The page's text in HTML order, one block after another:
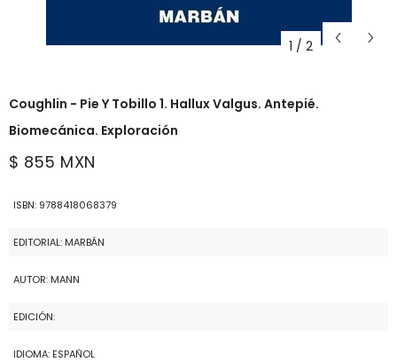
1 / 2
Coughlin - Pie Y Tobillo 1. Hallux Valgus. Antepié.
Biomecánica. Exploración
$ 855 MXN
ISBN: 9788418068379
EDITORIAL: MARBÁN
AUTOR: MANN
EDICIÓN:
IDIOMA: ESPAÑOL